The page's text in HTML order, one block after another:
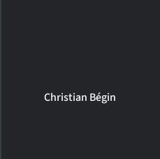
Christian Bégin